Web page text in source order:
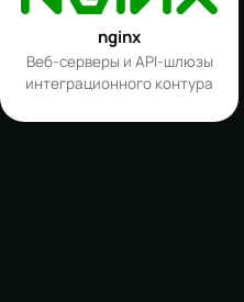
nginx
Веб-серверы и API-шлюзы
интеграционного контура